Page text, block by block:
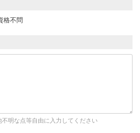
格不問
明な点等自由に入力してください